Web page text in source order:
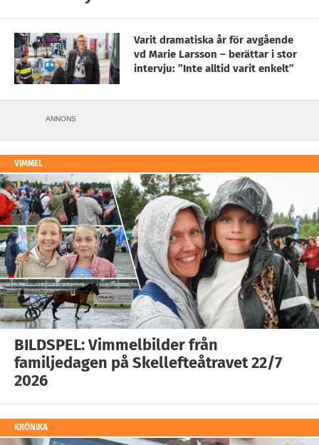
Varit dramatiska år för avgående
vd Marie Larsson – berättar i stor
intervju: ”Inte alltid varit enkelt”
ANNONS
VIMMEL
BILDSPEL: Vimmelbilder från
familjedagen på Skellefteåtravet 22/7
2026
KRÖNIKA